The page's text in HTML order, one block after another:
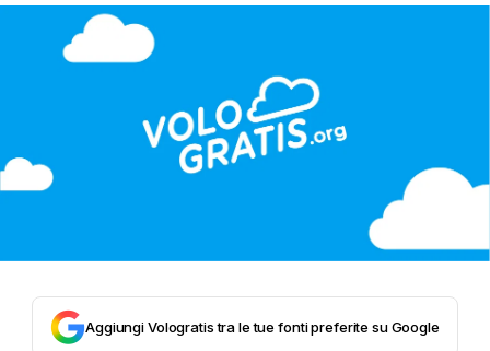
Aggiungi Vologratis tra le tue fonti preferite su Google